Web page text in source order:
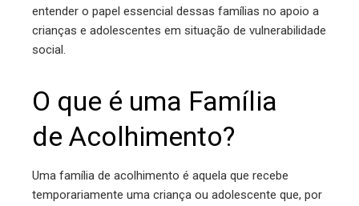
entender o papel essencial dessas famílias no apoio a
crianças e adolescentes em situação de vulnerabilidade
social.
O que é uma Família
de Acolhimento?
Uma família de acolhimento é aquela que recebe
temporariamente uma criança ou adolescente que, por